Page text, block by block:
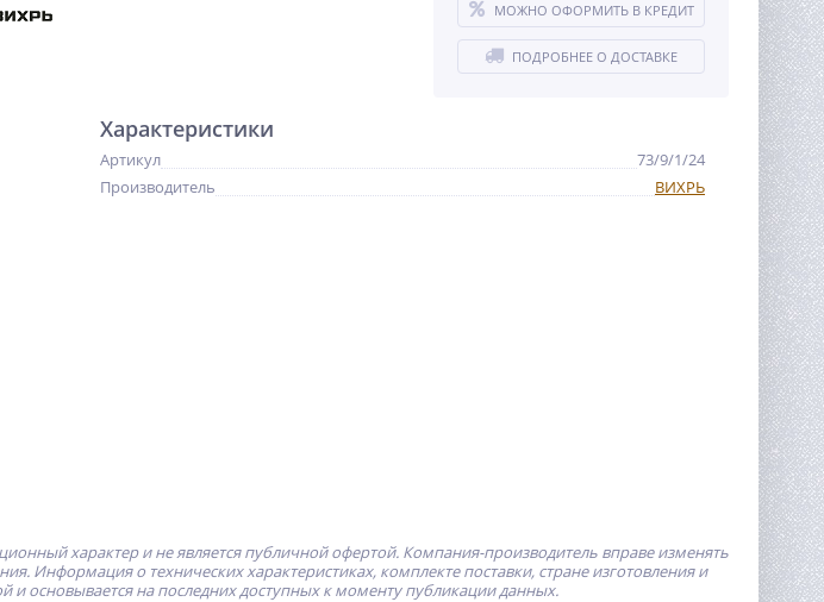
МОЖНО ОФОРМИТЬ В КРЕДИТ
ПОДРОБНЕЕ О ДОСТАВКЕ
Характеристики
Артикул
73/9/1/24
Производитель
ВИХРЬ
характер и не является публичной офертой. Компания-производитель вправе изменять
Информация о технических характеристиках, комплекте поставки, стране изготовления и
и основывается на последних доступных к моменту публикации данных.